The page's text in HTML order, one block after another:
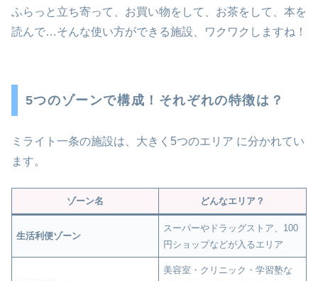
ふらっと立ち寄って、お買い物をして、お茶をして、本を
読んで…そんな使い方ができる施設、ワクワクしますね！
5つのゾーンで構成！それぞれの特徴は？
ミライト一条の施設は、大きく5つのエリア に分かれてい
ます。
ゾーン名 どんなエリア？
生活利便ゾーン
スーパーやドラッグストア、100
円ショップなどが入るエリア
美容室・クリニック・学習塾な